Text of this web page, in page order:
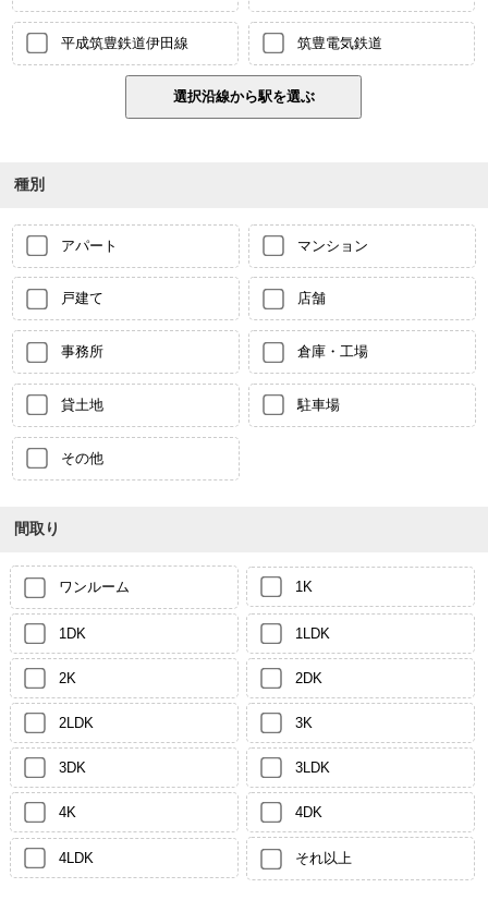
平成筑豊鉄道伊田線 筑豊電気鉄道
種別
アパート マンション
戸建て 店舗
事務所 倉庫・工場
貸土地 駐車場
その他
間取り
ワンルーム 1K
1DK 1LDK
2K 2DK
2LDK 3K
3DK 3LDK
4K 4DK
4LDK それ以上